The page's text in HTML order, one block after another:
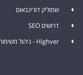
שמוליק דורינבאום
דרושים SEO
Highver - ניהול משימות ב-SEO